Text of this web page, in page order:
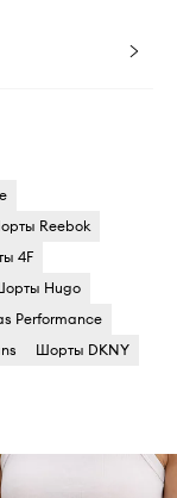
Reebok
4F
Hugo
Performance
Шорты DKNY